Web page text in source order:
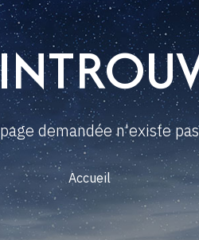
demandée n'existe pas
Accueil